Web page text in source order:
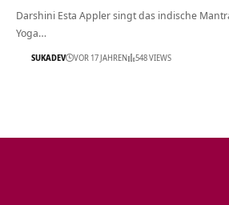
Darshini Esta Appler singt das indische
Yoga…
SUKADEV VOR 17 JAHREN 548 VIEWS